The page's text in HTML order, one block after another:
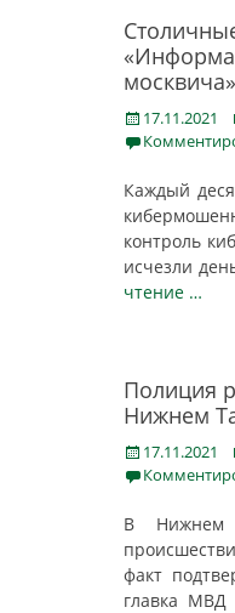
москвича»
Posted
on
17.11.2021
Каждый
контроль
исчезли
чтение …
Полиция
Нижнем
Posted
on
17.11.2021
В Нижнем
факт
главка МВД